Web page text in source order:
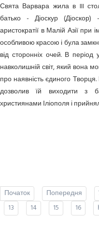
Свята Варвара жила в III
батько - Діоскур
аристократії в Малій Азії при
особливою красою і була
від сторонніх очей. В
навколишній світ, який вона
про наявність єдиного
дозволив їй виходити з
християнами Іліополя і
Початок Попередня
13
14 15 16